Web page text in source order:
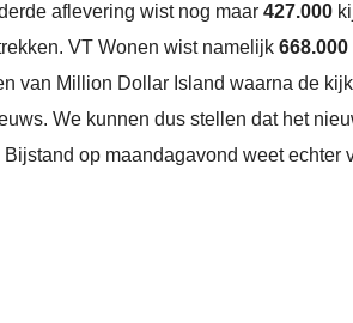
aflevering wist nog maar 427.000
VT Wonen wist namelijk 668.000
van Million Dollar Island waarna de
We kunnen dus stellen dat het
op maandagavond weet echter